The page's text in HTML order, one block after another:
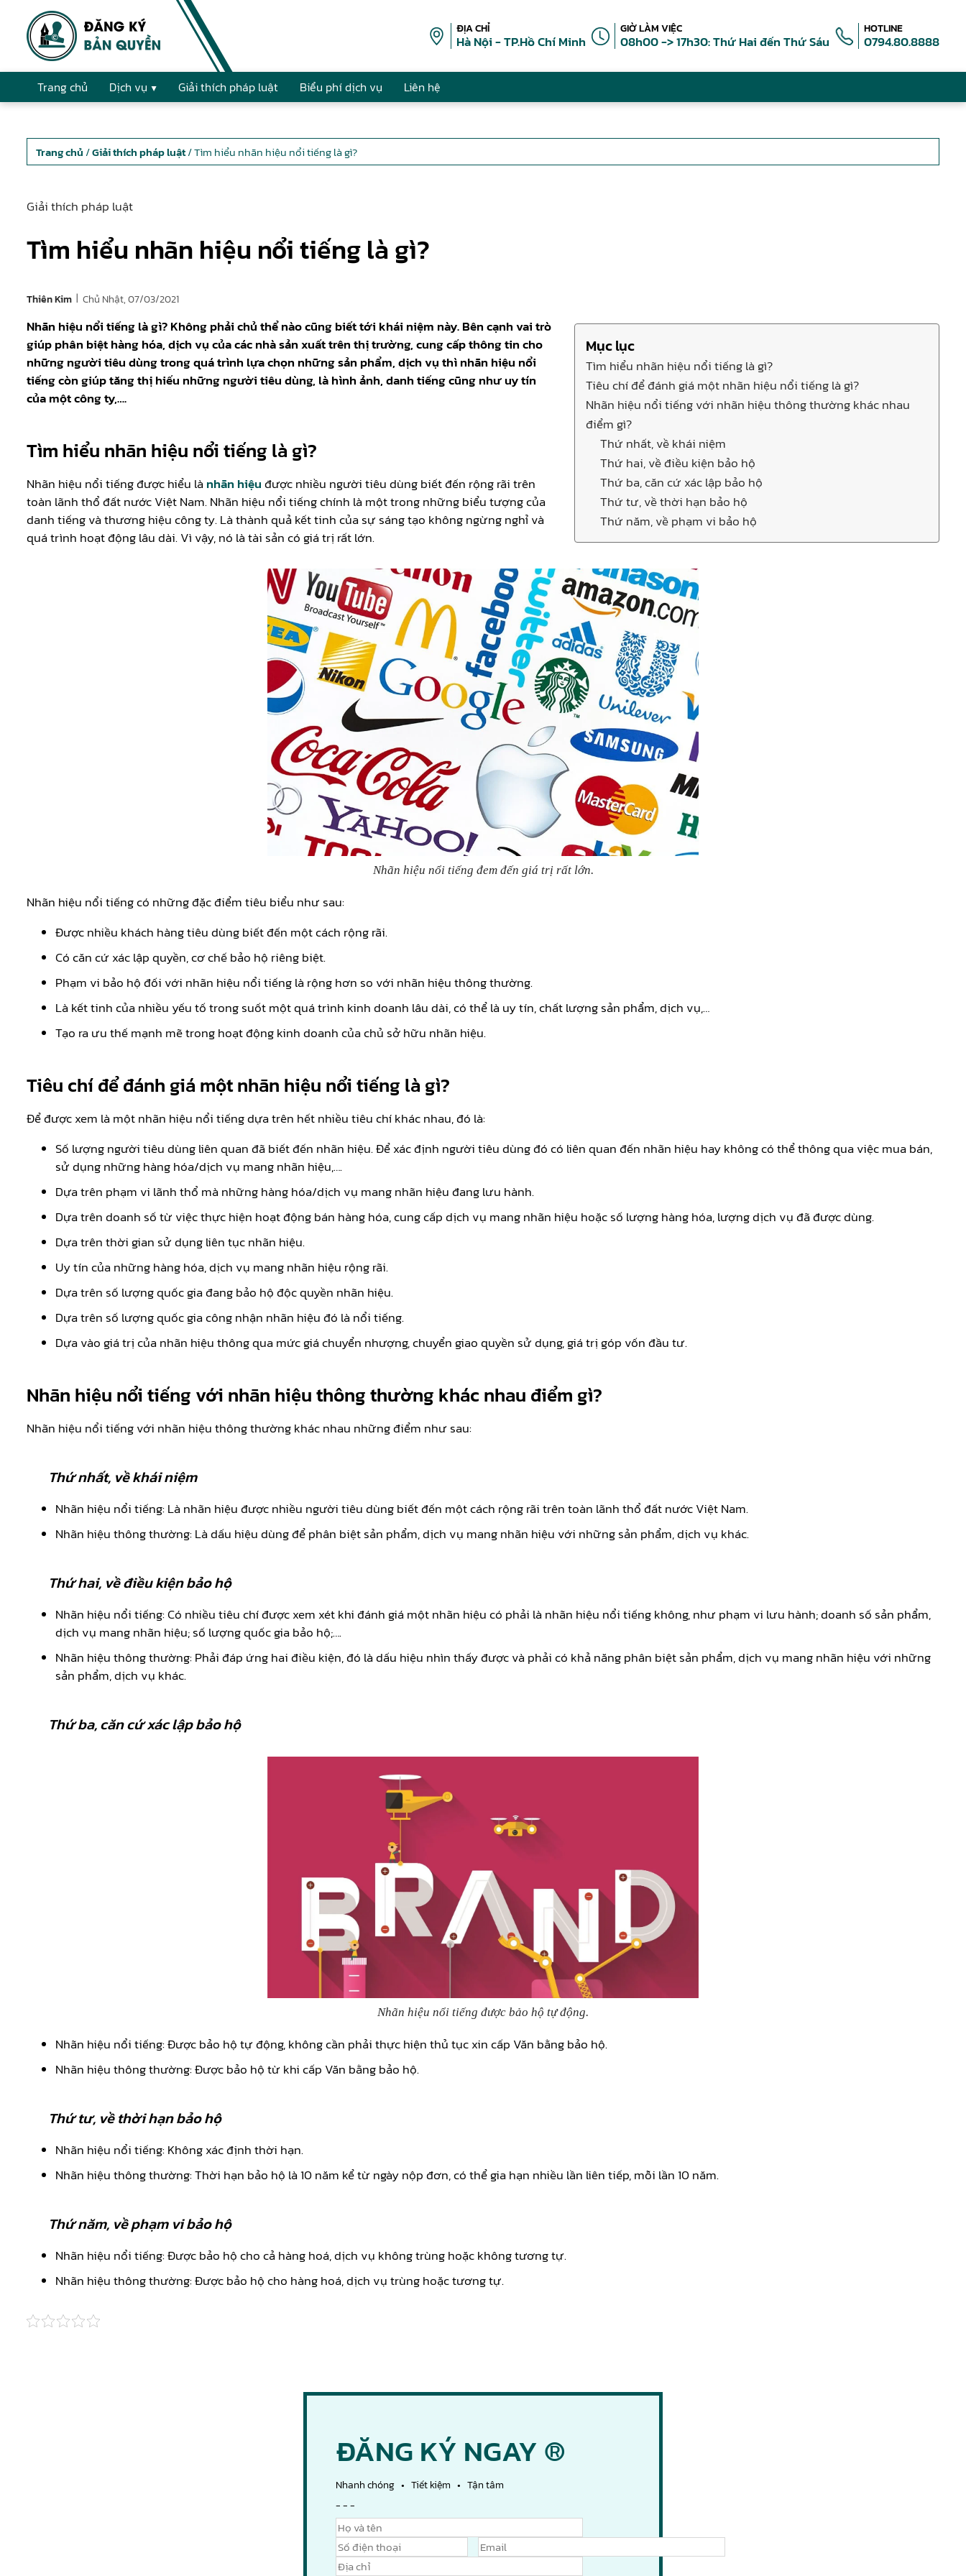
ĐỊA CHỈ
Hà Nội - TP.Hồ Chí Minh
GIỜ LÀM VIỆC
08h00 -> 17h30: Thứ Hai đến Thứ Sáu
HOTLINE
0794.80.8888
Trang chủ Dịch vụ Giải thích pháp luật Biểu phí dịch vụ Liên hệ
Trang chủ /Giải thích pháp luật/ Tìm hiểu nhãn hiệu nổi tiếng là gì?
Giải thích pháp luật
Tìm hiểu nhãn hiệu nổi tiếng là gì?
Thiên Kim | Chủ Nhật, 07/03/2021
Mục lục
Tìm hiểu nhãn hiệu nổi tiếng là gì?
Tiêu chí để đánh giá một nhãn hiệu nổi tiếng là gì?
Nhãn hiệu nổi tiếng với nhãn hiệu thông thường khác nhau
điểm gì?
Thứ nhất, về khái niệm
Thứ hai, về điều kiện bảo hộ
Thứ ba, căn cứ xác lập bảo hộ
Thứ tư, về thời hạn bảo hộ
Thứ năm, về phạm vi bảo hộ
Nhãn hiệu nổi tiếng là gì? Không phải chủ thể nào cũng biết tới khái niệm này. Bên cạnh vai trò
giúp phân biệt hàng hóa, dịch vụ của các nhà sản xuất trên thị trường, cung cấp thông tin cho
những người tiêu dùng trong quá trình lựa chọn những sản phẩm, dịch vụ thì nhãn hiệu nổi
tiếng còn giúp tăng thị hiếu những người tiêu dùng, là hình ảnh, danh tiếng cũng như uy tín
của một công ty,….
Tìm hiểu nhãn hiệu nổi tiếng là gì?
Nhãn hiệu nổi tiếng được hiểu lànhãn hiệuđược nhiều người tiêu dùng biết đến rộng rãi trên
toàn lãnh thổ đất nước Việt Nam. Nhãn hiệu nổi tiếng chính là một trong những biểu tượng của
danh tiếng và thương hiệu công ty. Là thành quả kết tinh của sự sáng tạo không ngừng nghỉ và
quá trình hoạt động lâu dài. Vì vậy, nó là tài sản có giá trị rất lớn.
Nhãn hiệu nổi tiếng đem đến giá trị rất lớn.
Nhãn hiệu nổi tiếng có những đặc điểm tiêu biểu như sau:
Được nhiều khách hàng tiêu dùng biết đến một cách rộng rãi.
Có căn cứ xác lập quyền, cơ chế bảo hộ riêng biệt.
Phạm vi bảo hộ đối với nhãn hiệu nổi tiếng là rộng hơn so với nhãn hiệu thông thường.
Là kết tinh của nhiều yếu tố trong suốt một quá trình kinh doanh lâu dài, có thể là uy tín, chất lượng sản phẩm, dịch vụ,…
Tạo ra ưu thế mạnh mẽ trong hoạt động kinh doanh của chủ sở hữu nhãn hiệu.
Tiêu chí để đánh giá một nhãn hiệu nổi tiếng là gì?
Để được xem là một nhãn hiệu nổi tiếng dựa trên hết nhiều tiêu chí khác nhau, đó là:
Số lượng người tiêu dùng liên quan đã biết đến nhãn hiệu. Để xác định người tiêu dùng đó có liên quan đến nhãn hiệu hay không có thể thông qua việc mua bán,
sử dụng những hàng hóa/dịch vụ mang nhãn hiệu,….
Dựa trên phạm vi lãnh thổ mà những hàng hóa/dịch vụ mang nhãn hiệu đang lưu hành.
Dựa trên doanh số từ việc thực hiện hoạt động bán hàng hóa, cung cấp dịch vụ mang nhãn hiệu hoặc số lượng hàng hóa, lượng dịch vụ đã được dùng.
Dựa trên thời gian sử dụng liên tục nhãn hiệu.
Uy tín của những hàng hóa, dịch vụ mang nhãn hiệu rộng rãi.
Dựa trên số lượng quốc gia đang bảo hộ độc quyền nhãn hiệu.
Dựa trên số lượng quốc gia công nhận nhãn hiệu đó là nổi tiếng.
Dựa vào giá trị của nhãn hiệu thông qua mức giá chuyển nhượng, chuyển giao quyền sử dụng, giá trị góp vốn đầu tư.
Nhãn hiệu nổi tiếng với nhãn hiệu thông thường khác nhau điểm gì?
Nhãn hiệu nổi tiếng với nhãn hiệu thông thường khác nhau những điểm như sau:
Thứ nhất, về khái niệm
Nhãn hiệu nổi tiếng: Là nhãn hiệu được nhiều người tiêu dùng biết đến một cách rộng rãi trên toàn lãnh thổ đất nước Việt Nam.
Nhãn hiệu thông thường: Là dấu hiệu dùng để phân biệt sản phẩm, dịch vụ mang nhãn hiệu với những sản phẩm, dịch vụ khác.
Thứ hai, về điều kiện bảo hộ
Nhãn hiệu nổi tiếng: Có nhiều tiêu chí được xem xét khi đánh giá một nhãn hiệu có phải là nhãn hiệu nổi tiếng không, như phạm vi lưu hành; doanh số sản phẩm,
dịch vụ mang nhãn hiệu; số lượng quốc gia bảo hộ;….
Nhãn hiệu thông thường: Phải đáp ứng hai điều kiện, đó là dấu hiệu nhìn thấy được và phải có khả năng phân biệt sản phẩm, dịch vụ mang nhãn hiệu với những
sản phẩm, dịch vụ khác.
Thứ ba, căn cứ xác lập bảo hộ
Nhãn hiệu nổi tiếng được bảo hộ tự động.
Nhãn hiệu nổi tiếng: Được bảo hộ tự động, không cần phải thực hiện thủ tục xin cấp Văn bằng bảo hộ.
Nhãn hiệu thông thường: Được bảo hộ từ khi cấp Văn bằng bảo hộ.
Thứ tư, về thời hạn bảo hộ
Nhãn hiệu nổi tiếng: Không xác định thời hạn.
Nhãn hiệu thông thường: Thời hạn bảo hộ là 10 năm kể từ ngày nộp đơn, có thể gia hạn nhiều lần liên tiếp, mỗi lần 10 năm.
Thứ năm, về phạm vi bảo hộ
Nhãn hiệu nổi tiếng: Được bảo hộ cho cả hàng hoá, dịch vụ không trùng hoặc không tương tự.
Nhãn hiệu thông thường: Được bảo hộ cho hàng hoá, dịch vụ trùng hoặc tương tự.
ĐĂNG KÝ NGAY ®
Nhanh chóng • Tiết kiệm • Tận tâm
- - -